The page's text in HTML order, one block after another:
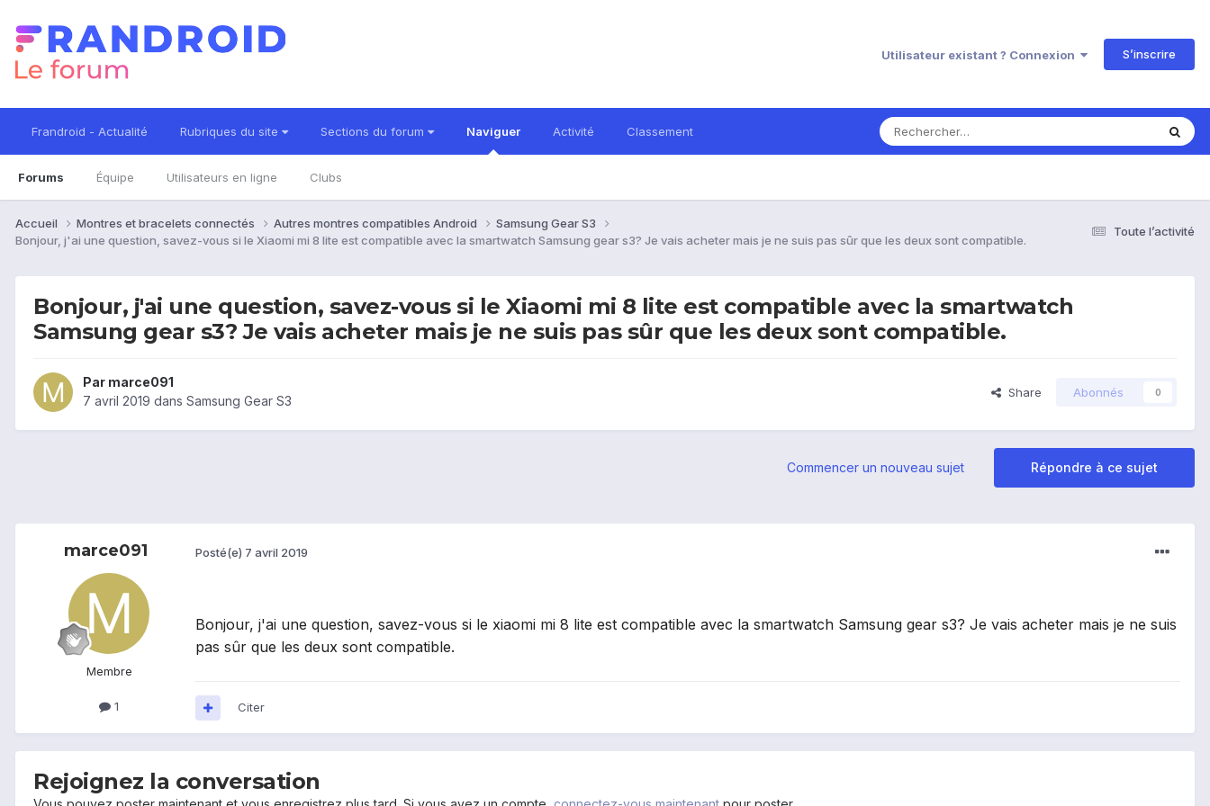
Utilisateur existant ? Connexion S’inscrire
Frandroid - Actualité Rubriques du site Sections du forum Naviguer
Forums Équipe Utilisateurs en ligne Clubs
Activité Classement
Toute l’activité
Accueil Montres et bracelets connectés Autres montres compatibles Android
Samsung Gear S3
Bonjour, j'ai une question, savez-vous si le Xiaomi mi 8 lite est compatible avec la smartwatch Samsung gear s3? Je vais acheter mais je ne suis pas sûr que les deux sont compatible.
Bonjour, j'ai une question, savez-vous si le Xiaomi mi 8 lite est compatible avec la smartwatch
Samsung gear s3? Je vais acheter mais je ne suis pas sûr que les deux sont compatible.
Par marce091
7 avril 2019 dans Samsung Gear S3
Share Abonnés 0
Répondre à ce sujet
Commencer un nouveau sujet
marce091
Membre
1
Posté(e) 7 avril 2019
Bonjour, j'ai une question, savez-vous si le xiaomi mi 8 lite est compatible avec la smartwatch Samsung gear s3? Je vais acheter mais je ne suis
pas sûr que les deux sont compatible.
Citer
Rejoignez la conversation